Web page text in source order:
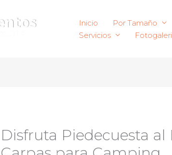
Inicio Por Tamaño
Servicios
Disfruta Piedecuesta